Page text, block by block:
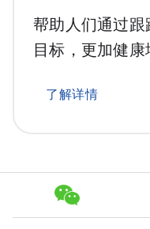
帮助人们通过
目标，更加健康
了解详情